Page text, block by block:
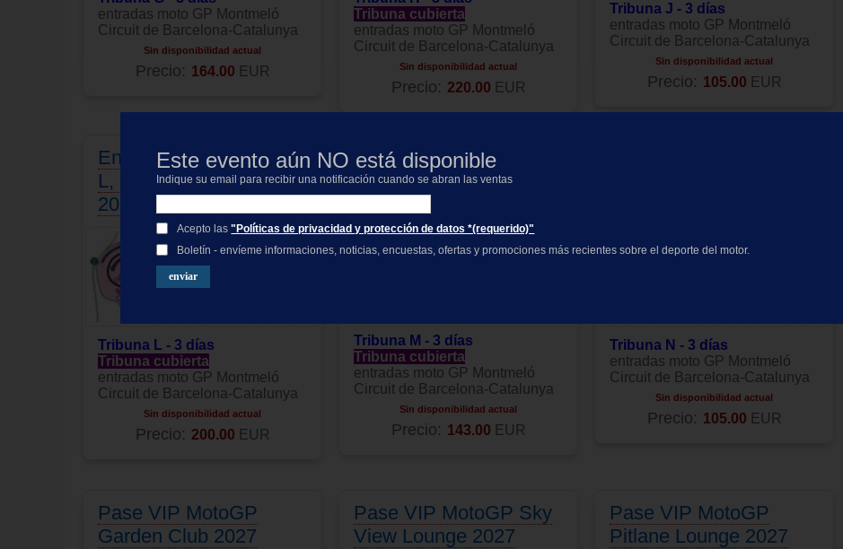
Este evento aún NO está disponible
Indique su email para recibir una notificación cuando se abran las ventas
Acepto las"Políticas de privacidad y protección de datos *(requerido)"
Boletín - envíeme informaciones, noticias, encuestas, ofertas y promociones más recientes sobre el deporte del motor.
entradas moto GP Montmeló
Circuit de Barcelona-Catalunya
Sin disponibilidad actual
Precio: 164.00 EUR
Tribuna cubierta
entradas moto GP Montmeló
Circuit de Barcelona-Catalunya
Sin disponibilidad actual
Precio: 220.00 EUR
Tribuna J - 3 días
entradas moto GP Montmeló
Circuit de Barcelona-Catalunya
Sin disponibilidad actual
Precio: 105.00 EUR
Entrada motogp Tribuna
L, moto GP Catalunya
2027
Tribuna L - 3 días
Tribuna cubierta
entradas moto GP Montmeló
Circuit de Barcelona-Catalunya
Sin disponibilidad actual
Precio: 200.00 EUR
Entrada motogp Tribuna
M, moto GP Catalunya
Tribuna M - 3 días
Tribuna cubierta
entradas moto GP Montmeló
Circuit de Barcelona-Catalunya
Sin disponibilidad actual
Precio: 143.00 EUR
Tribuna N - 3 días
entradas moto GP Montmeló
Circuit de Barcelona-Catalunya
Sin disponibilidad actual
Precio: 105.00 EUR
Pase VIP MotoGP
Garden Club 2027
Pase VIP MotoGP Sky
View Lounge 2027
Pase VIP MotoGP
Pitlane Lounge 2027